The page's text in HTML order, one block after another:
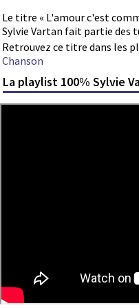
Le titre « L'amour c'est
Sylvie Vartan fait partie des
Retrouvez ce titre dans les
Chanson
La playlist 100% Sylvie